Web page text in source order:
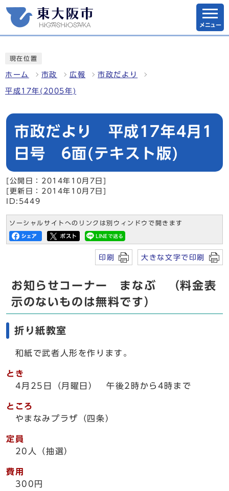
メニュー
現在位置
ホーム 市政 広報 市政だより
平成17年(2005年)
市政だより 平成17年4月1
日号 6面(テキスト版)
[公開日：2014年10月7日]
[更新日：2014年10月7日]
ID:5449
ソーシャルサイトへのリンクは別ウィンドウで開きます
印刷 大きな文字で印刷
お知らせコーナー まなぶ （料金表
示のないものは無料です）
折り紙教室
和紙で武者人形を作ります。
とき
4月25日（月曜日） 午後2時から4時まで
ところ
やまなみプラザ（四条）
定員
20人（抽選）
費用
300円